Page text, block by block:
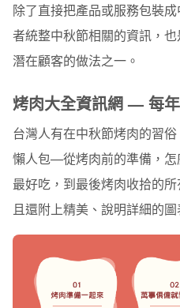
除了直接把產品或服務包裝
者統整中秋節相關的資訊，
潛在顧客的做法之一。
烤肉大全資訊網 — 每
台灣人有在中秋節烤肉的習
懶人包—從烤肉前的準備，
最好吃，到最後烤肉收拾的
且還附上精美、說明詳細的圖